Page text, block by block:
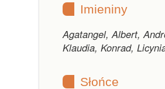
Imieniny
Agatangel, Albert,
Klaudia, Konrad,
Słońce